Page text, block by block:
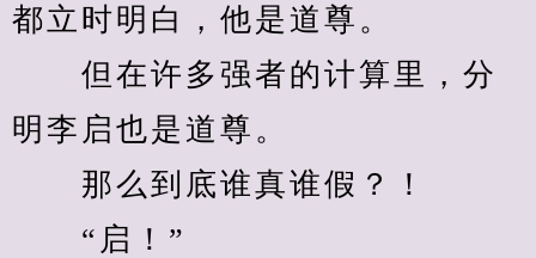
都立时明白，他是道尊。
但在许多强者的计算里，分
明李启也是道尊。
那么到底谁真谁假？！
“启！”